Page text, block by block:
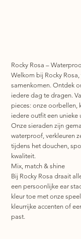
Rocky Rosa –
Welkom bij Rocky
samenkomen. Ontdek
iedere dag te dragen.
pieces: onze oorbellen,
iedere outfit een unieke
Onze sieraden zijn
waterproof, verkleuren
tijdens het douchen,
kwaliteit.
Mix, match & shine
Bij Rocky Rosa draait
een persoonlijke ear
kleur toe met onze
kleurrijke accenten of
past.